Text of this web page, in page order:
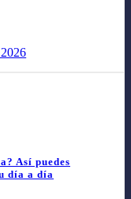
Así puedes
día a día